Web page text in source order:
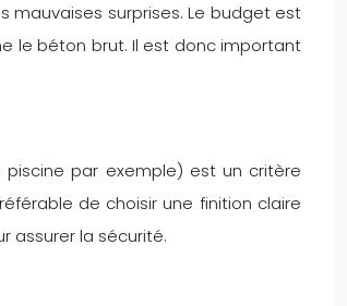
mauvaises surprises. Le budget est
le béton brut. Il est donc important
par exemple) est un critère
de choisir une finition claire
assurer la sécurité.